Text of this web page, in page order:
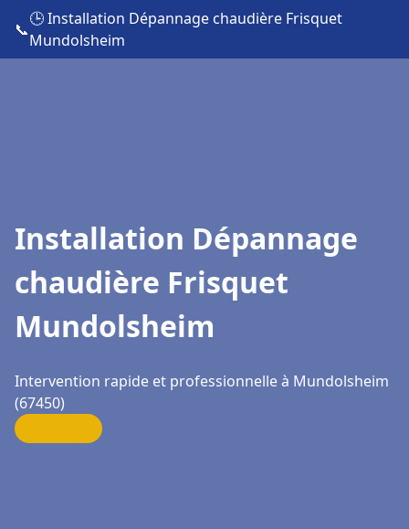
📞
🕒 Installation Dépannage chaudière Frisquet
Mundolsheim
Installation Dépannage
chaudière Frisquet
Mundolsheim
Intervention rapide et professionnelle à Mundolsheim
(67450)